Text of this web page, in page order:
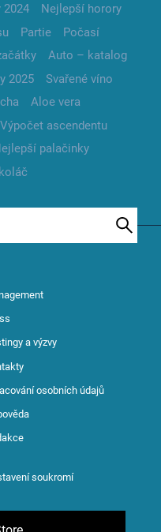
2024
Nejlepší horory
Partie
Počasí
Auto – katalog
2025
Svařené víno
Aloe vera
Výpočet ascendentu
palačinky
a výzvy
osobních údajů
soukromí